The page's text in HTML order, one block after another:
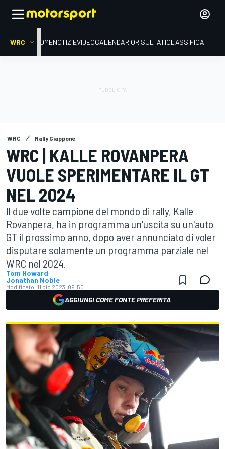
WRC HOMENOTIZIEVIDEOCALENDARIORISULTATICLASSIFICA
WRC Rally Giappone
WRC | KALLE ROVANPERA
VUOLE SPERIMENTARE IL GT
NEL 2024
Il due volte campione del mondo di rally, Kalle
Rovanpera, ha in programma un'uscita su un'auto
GT il prossimo anno, dopo aver annunciato di voler
disputare solamente un programma parziale nel
WRC nel 2024.
Tom Howard
Jonathan Noble
Modificato: 11 dic 2023, 09:50
AGGIUNGI COME FONTE PREFERITA